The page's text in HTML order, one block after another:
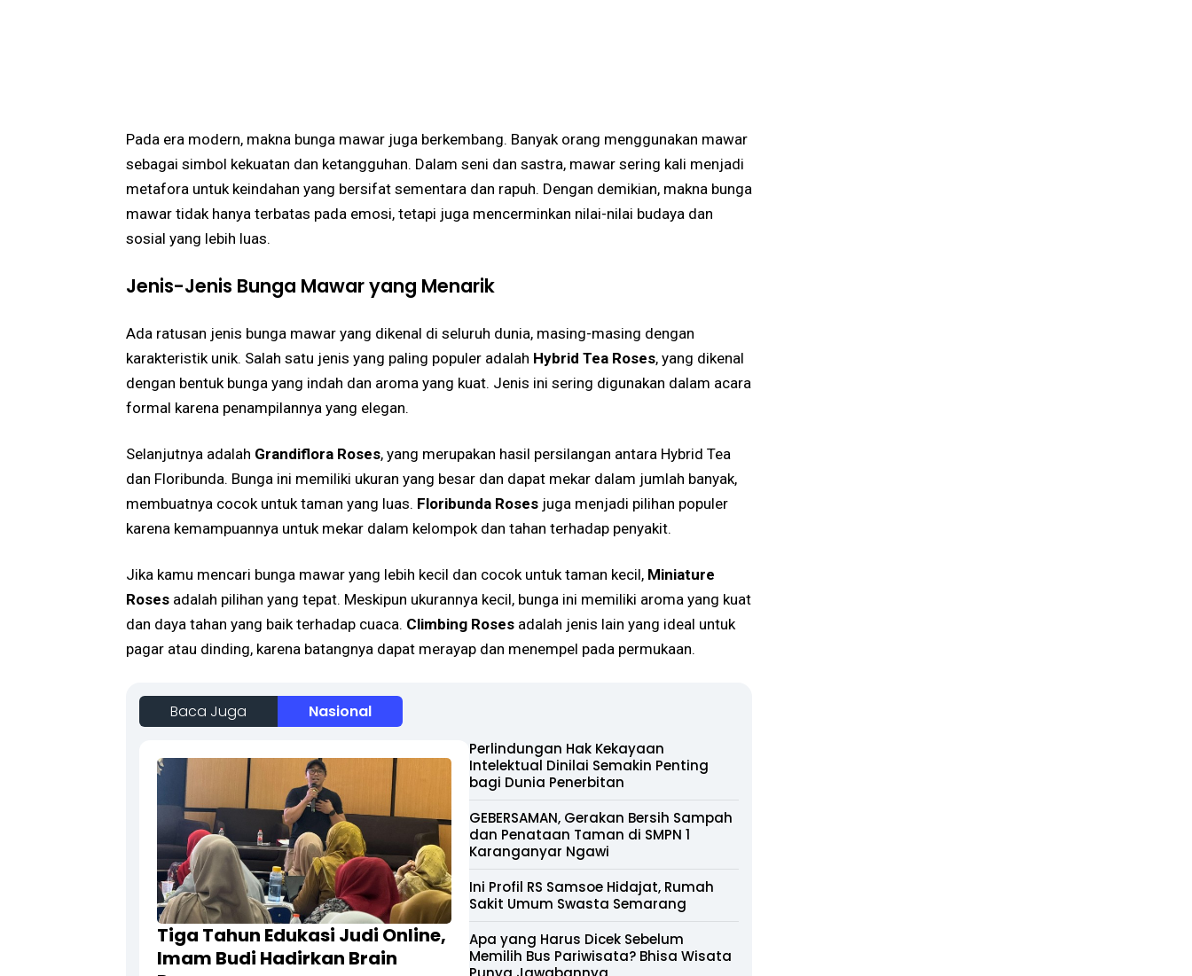
Pada era modern, makna bunga mawar juga berkembang. Banyak orang menggunakan mawar
sebagai simbol kekuatan dan ketangguhan. Dalam seni dan sastra, mawar sering kali menjadi
metafora untuk keindahan yang bersifat sementara dan rapuh. Dengan demikian, makna bunga
mawar tidak hanya terbatas pada emosi, tetapi juga mencerminkan nilai-nilai budaya dan
sosial yang lebih luas.
Jenis-Jenis Bunga Mawar yang Menarik
Ada ratusan jenis bunga mawar yang dikenal di seluruh dunia, masing-masing dengan
karakteristik unik. Salah satu jenis yang paling populer adalah Hybrid Tea Roses, yang dikenal
dengan bentuk bunga yang indah dan aroma yang kuat. Jenis ini sering digunakan dalam acara
formal karena penampilannya yang elegan.
Selanjutnya adalah Grandiflora Roses, yang merupakan hasil persilangan antara Hybrid Tea
dan Floribunda. Bunga ini memiliki ukuran yang besar dan dapat mekar dalam jumlah banyak,
membuatnya cocok untuk taman yang luas. Floribunda Roses juga menjadi pilihan populer
karena kemampuannya untuk mekar dalam kelompok dan tahan terhadap penyakit.
Jika kamu mencari bunga mawar yang lebih kecil dan cocok untuk taman kecil, Miniature
Roses adalah pilihan yang tepat. Meskipun ukurannya kecil, bunga ini memiliki aroma yang kuat
dan daya tahan yang baik terhadap cuaca. Climbing Roses adalah jenis lain yang ideal untuk
pagar atau dinding, karena batangnya dapat merayap dan menempel pada permukaan.
Baca Juga Nasional
Tiga Tahun Edukasi Judi Online,
Imam Budi Hadirkan Brain
Perlindungan Hak Kekayaan
Intelektual Dinilai Semakin Penting
bagi Dunia Penerbitan
GEBERSAMAN, Gerakan Bersih Sampah
dan Penataan Taman di SMPN 1
Karanganyar Ngawi
Ini Profil RS Samsoe Hidajat, Rumah
Sakit Umum Swasta Semarang
Apa yang Harus Dicek Sebelum
Memilih Bus Pariwisata? Bhisa Wisata